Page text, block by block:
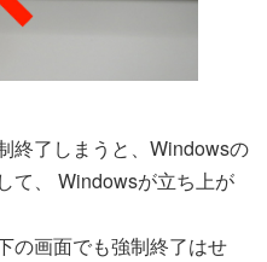
終了しまうと、Windowsの
て、 Windowsが立ち上が
の画面でも強制終了はせ